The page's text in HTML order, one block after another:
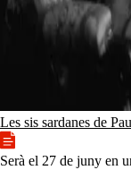
Les sis sardanes de
Serà el 27 de juny en